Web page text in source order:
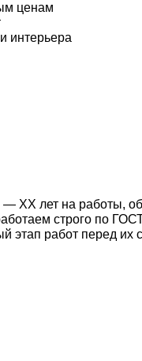
ценам
интерьера
ХХ лет на работы,
строго по
этап работ перед их